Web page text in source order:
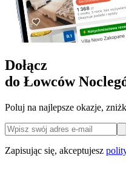
Dołącz
do Łowców
Poluj na najlepsze okazje,
Zapisując się, akceptujesz